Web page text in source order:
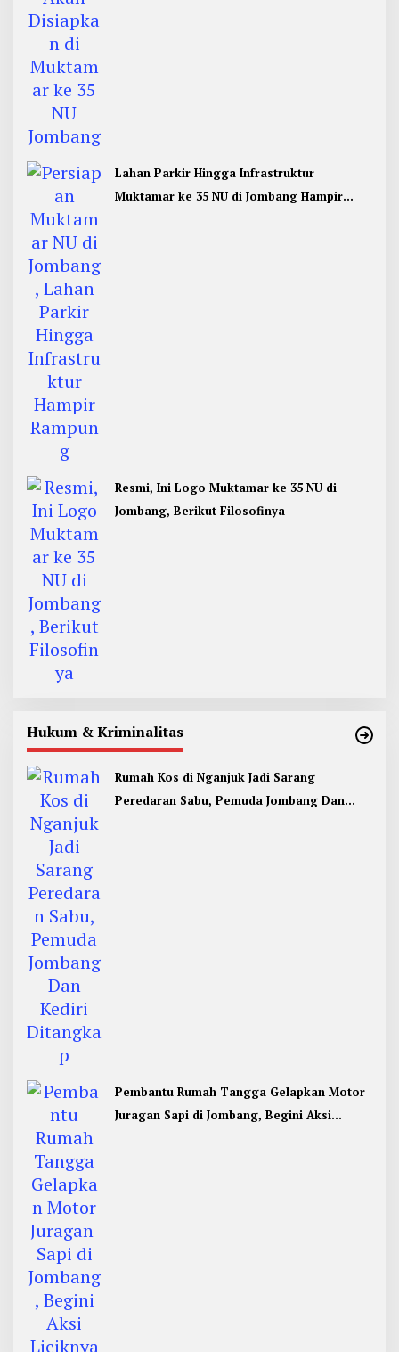
Lahan Parkir Hingga Infrastruktur
Muktamar ke 35 NU di Jombang Hampir
Resmi, Ini Logo Muktamar ke 35 NU di
Jombang, Berikut Filosofinya
Hukum & Kriminalitas
Rumah Kos di Nganjuk Jadi Sarang
Peredaran Sabu, Pemuda Jombang Dan
Pembantu Rumah Tangga Gelapkan Motor
Juragan Sapi di Jombang, Begini Aksi